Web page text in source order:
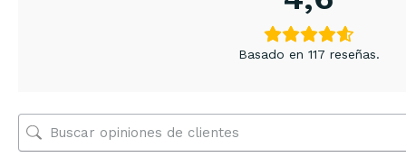
Basado en 117 reseñas.